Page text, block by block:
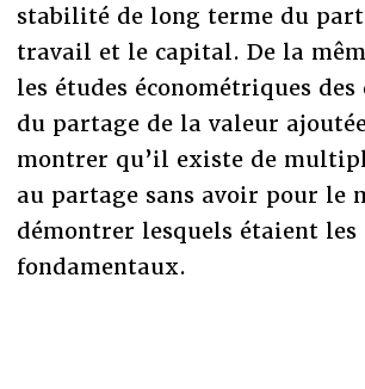
stabilité de long terme du
travail et le capital. De la
les études économétriques
du partage de la valeur
montrer qu’il existe de
au partage sans avoir pour le
démontrer lesquels étaient les
fondamentaux.